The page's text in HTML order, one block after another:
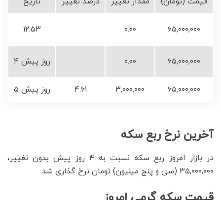
۶۵,۰۰۰,۰۰۰ ۰.۰۰ 12:53
۶۵,۰۰۰,۰۰۰ ۰.۰۰ ۴ روز پیش
۶۵,۰۰۰,۰۰۰ ۳,۰۰۰,۰۰۰ ۴.۶۱ ۵ روز پیش
آخرین نرخ ربع سکه
در بازار امروز ربع سکه نسبت به ۴ روز پیش بدون تغییر،
۳۵,۰۰۰,۰۰۰ (سی و پنج میلیون) تومان نرخ گذاری شد.